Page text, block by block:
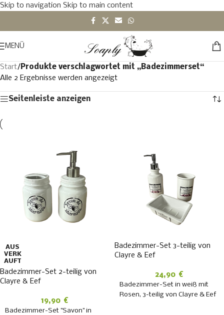
Skip to navigation Skip to main content
MENÜ
Start/Produkte verschlagwortet mit „Badezimmerset“
Alle 2 Ergebnisse werden angezeigt
Seitenleiste anzeigen
AUS
VERK
AUFT
Badezimmer-Set 2-teilig von
Clayre & Eef
19,90 €
Badezimmer-Set "Savon" in
Badezimmer-Set 3-teilig von
Clayre & Eef
24,90 €
Badezimmer-Set in weiß mit
Rosen, 3-teilig von Clayre & Eef